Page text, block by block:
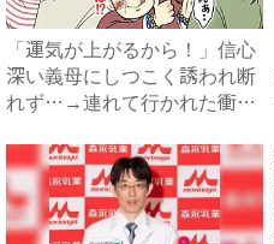
「運気が上がるから！」信心
深い義母にしつこく誘われ断
れず…→連れて行かれた衝撃